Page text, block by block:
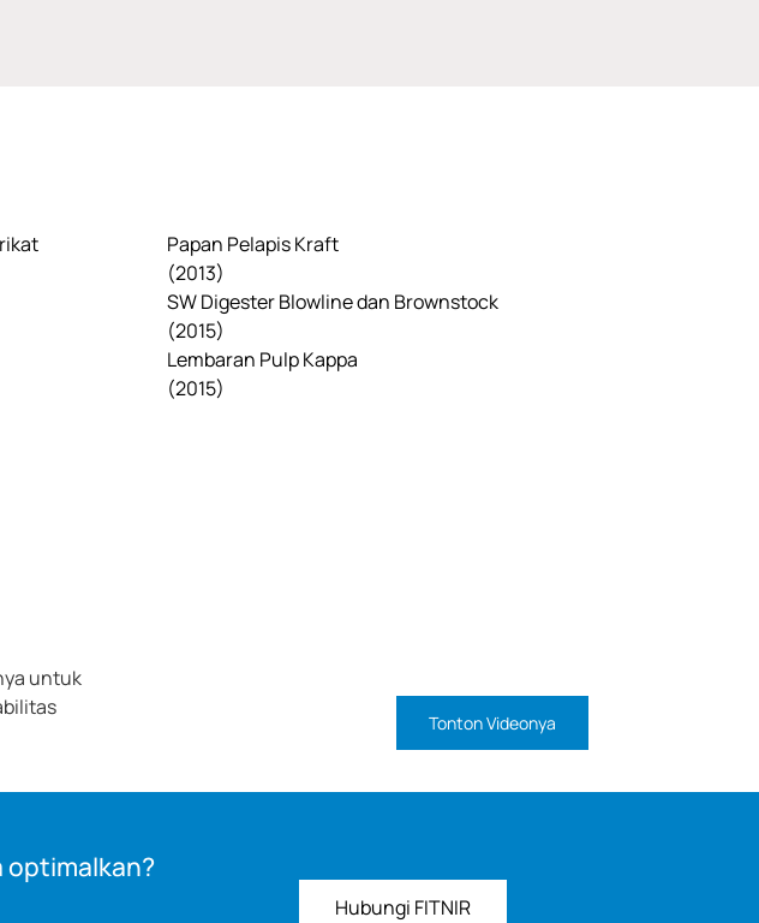
Papan Pelapis Kraft
(2013)
SW Digester Blowline dan Brownstock
(2015)
Lembaran Pulp Kappa
(2015)
untuk
Tonton Videonya
optimalkan?
Hubungi FITNIR